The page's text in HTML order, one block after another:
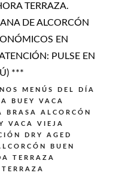
TERRAZA.
DE ALCORCÓN
EN
PULSE EN
***
MENÚS DEL DÍA
BUEY VACA
ALCORCÓN
VACA VIEJA
DRY AGED
BUEN
TERRAZA